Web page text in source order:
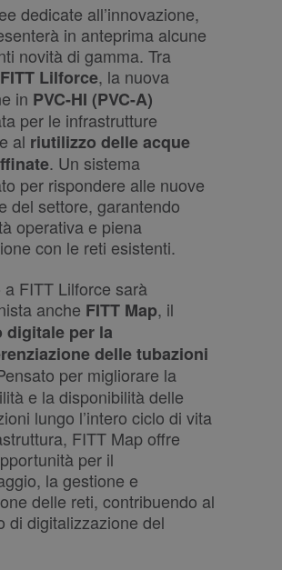
dedicate all’innovazione,
in anteprima alcune
novità di gamma. Tra
FITT Lilforce, la nuova
in PVC-HI (PVC-A)
per le infrastrutture
al riutilizzo delle acque
. Un sistema
per rispondere alle nuove
del settore, garantendo
operativa e piena
con le reti esistenti.
a FITT Lilforce sarà
anche FITT Map, il
digitale per la
delle tubazioni
per migliorare la
e la disponibilità delle
lungo l’intero ciclo di vita
FITT Map offre
per il
la gestione e
delle reti, contribuendo al
di digitalizzazione del